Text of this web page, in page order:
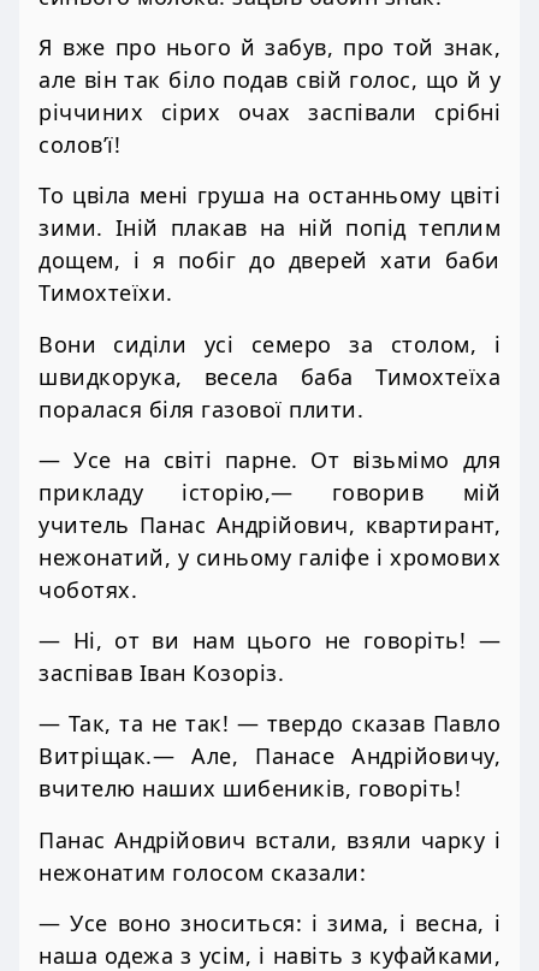
Я вже про нього й забув, про той знак,
але він так біло подав свій голос, що й у
річчиних сірих очах заспівали срібні
солов’ї!
То цвіла мені груша на останньому цвіті
зими. Іній плакав на ній попід теплим
дощем, і я побіг до дверей хати баби
Тимохтеїхи.
Вони сиділи усі семеро за столом, і
швидкорука, весела баба Тимохтеїха
поралася біля газової плити.
— Усе на світі парне. От візьмімо для
прикладу історію,— говорив мій
учитель Панас Андрійович, квартирант,
нежонатий, у синьому галіфе і хромових
чоботях.
— Ні, от ви нам цього не говоріть! —
заспівав Іван Козоріз.
— Так, та не так! — твердо сказав Павло
Витріщак.— Але, Панасе Андрійовичу,
вчителю наших шибеників, говоріть!
Панас Андрійович встали, взяли чарку і
нежонатим голосом сказали:
— Усе воно зноситься: і зима, і весна, і
наша одежа з усім, і навіть з куфайками,